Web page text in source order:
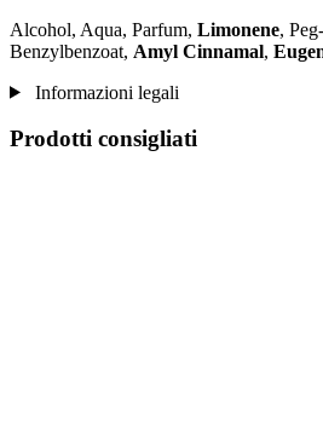
Alcohol, Aqua, Parfum, Limonene,
Benzylbenzoat, Amyl Cinnamal,
Informazioni legali
Prodotti consigliati